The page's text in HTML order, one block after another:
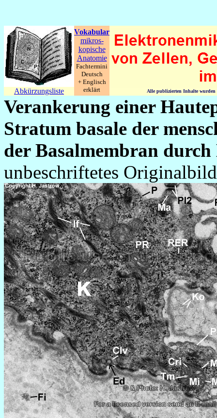
Abkürzungsliste
Vokabular
mikros-
kopische
Anatomie
Fachtermini
Deutsch
+ Englisch
erklärt
Alle publizierten Inhalte
Verankerung einer
Stratum basale der
der Basalmembran
unbeschriftetes